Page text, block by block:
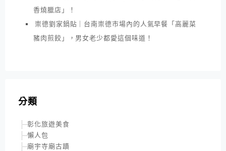
香燒臘店」！
崇德劉家鍋貼｜台南崇德市場內的人氣早餐「高麗菜
豬肉煎餃」，男女老少都愛這個味道！
分類
彰化旅遊美食
懶人包
廟宇寺廟古蹟